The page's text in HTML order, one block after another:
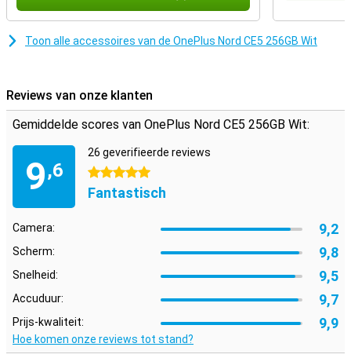
Toon alle accessoires van de OnePlus Nord CE5 256GB Wit
Reviews van onze klanten
Gemiddelde scores van OnePlus Nord CE5 256GB Wit:
9,6
26 geverifieerde reviews
5 sterren
Fantastisch
Camera: 9,2
Scherm: 9,8
Snelheid: 9,5
Accuduur: 9,7
Prijs-kwaliteit: 9,9
Hoe komen onze reviews tot stand?